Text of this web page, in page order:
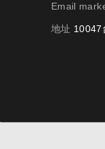
Email
地址 10047